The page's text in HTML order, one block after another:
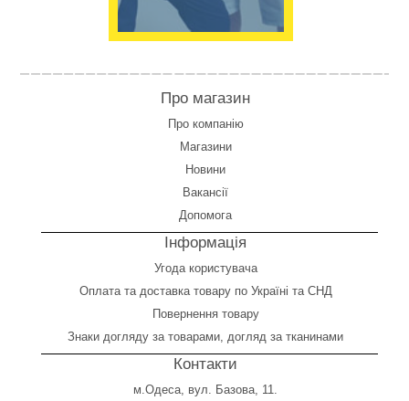
Про магазин
Про компанію
Магазини
Новини
Вакансії
Допомога
Інформація
Угода користувача
Оплата та доставка товару по Україні та СНД
Повернення товару
Знаки догляду за товарами, догляд за тканинами
Контакти
м.Одеса, вул. Базова, 11.